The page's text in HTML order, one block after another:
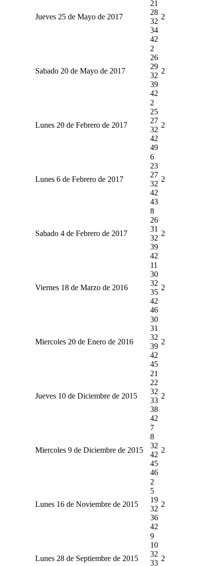
Jueves 25 de Mayo de 2017
21
28
32
34
42
2
Sabado 20 de Mayo de 2017
2
26
29
32
39
42
2
Lunes 20 de Febrero de 2017
2
25
27
32
42
49
2
Lunes 6 de Febrero de 2017
6
23
27
32
42
43
2
Sabado 4 de Febrero de 2017
8
26
31
32
39
42
2
Viernes 18 de Marzo de 2016
11
30
32
35
42
46
2
Miercoles 20 de Enero de 2016
30
31
32
39
42
45
2
Jueves 10 de Diciembre de 2015
21
22
32
33
38
42
2
Miercoles 9 de Diciembre de 2015
7
8
32
42
45
46
2
Lunes 16 de Noviembre de 2015
2
5
19
32
36
42
2
Lunes 28 de Septiembre de 2015
9
10
32
33
2